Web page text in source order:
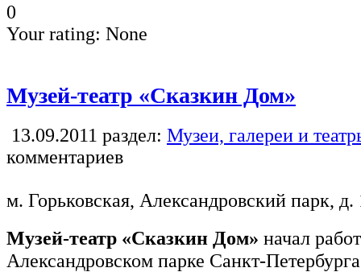
0
Your rating: None
Музей-театр «Сказкин Дом»
13.09.2011 раздел: Музеи, галереи и
комментариев
м. Горьковская, Александровский парк, д.
Музей-театр «Сказкин Дом» начал
Александровском парке Санкт-